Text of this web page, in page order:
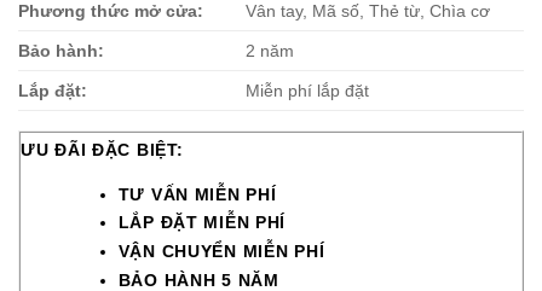
Phương thức mở cửa: Vân tay, Mã số, Thẻ từ, Chìa cơ
Bảo hành: 2 năm
Lắp đặt: Miễn phí lắp đặt
ƯU ĐÃI ĐẶC BIỆT:
TƯ VẤN MIỄN PHÍ
LẮP ĐẶT MIỄN PHÍ
VẬN CHUYỂN MIỄN PHÍ
BẢO HÀNH 5 NĂM